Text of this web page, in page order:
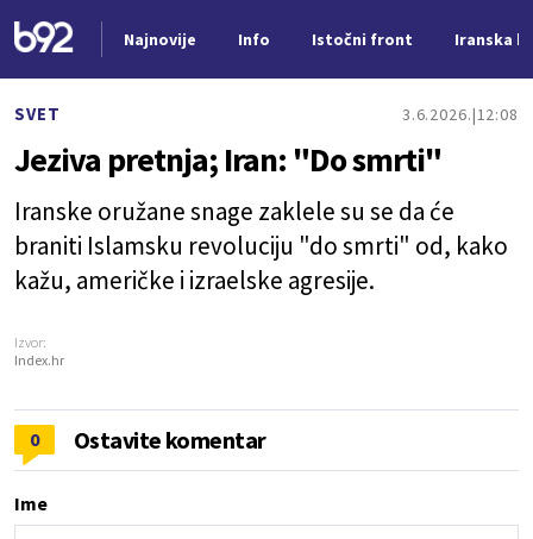
Najnovije Info Istočni front Iranska
SVET 3.6.2026. 12:08
Jeziva pretnja; Iran: "Do smrti"
Iranske oružane snage zaklele su se da će
braniti Islamsku revoluciju "do smrti" od, kako
kažu, američke i izraelske agresije.
Izvor:
Index.hr
0 Ostavite komentar
Ime